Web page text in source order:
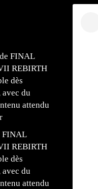
FINAL
REBIRTH
dès
du
attendu